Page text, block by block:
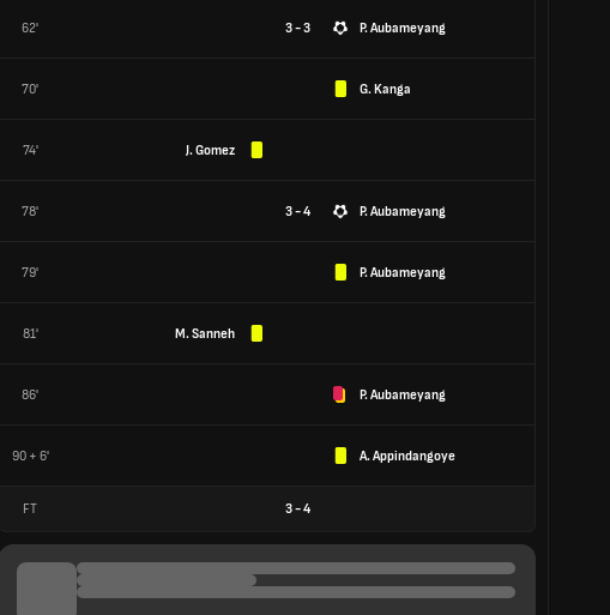
62' 3 - 3 P. Aubameyang
70' G. Kanga
74' J. Gomez
78' 3 - 4 P. Aubameyang
79' P. Aubameyang
81' M. Sanneh
86' P. Aubameyang
90 + 6' A. Appindangoye
FT 3-4